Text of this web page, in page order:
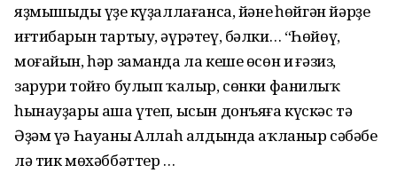
яҙмышыңды үҙең күҙаллағанса, йәнең һөйгән йәрҙең
иғтибарын тартыу, әүрәтеү, бәлки… “Һөйөү,
моғайын, һәр заманда ла кеше өсөн иң ғәзиз,
зарури тойғо булып ҡалыр, сөнки фанилыҡ
һынау­ҙары аша үтеп, ысын донъяға күскәс тә
Әҙәм үә Һауаның Аллаһ алдында аҡланыр сәбәбе
лә тик мөхәббәттер …